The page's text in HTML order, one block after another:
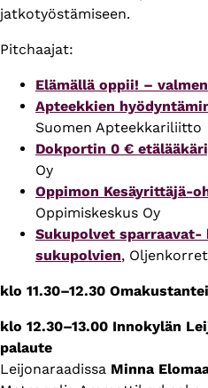
jatkotyöstämiseen.
Pitchaajat:
Elämällä oppii! –
Apteekkien
Suomen Apteekkariliitto
Dokportin 0 €
Oy
Oppimon Kesäyrittäjä-
Oppimiskeskus Oy
Sukupolvet
sukupolvien,
klo 11.30–12.30
klo 12.30–13.00 Innokylän
palaute
Leijonaraadissa Minna